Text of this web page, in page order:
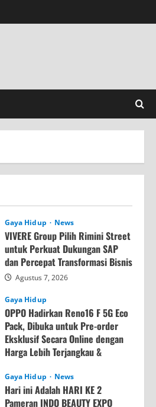
Gaya Hidup News
VIVERE Group Pilih Rimini Street
untuk Perkuat Dukungan SAP
dan Percepat Transformasi Bisnis
Agustus 7, 2026
Gaya Hidup
OPPO Hadirkan Reno16 F 5G Eco
Pack, Dibuka untuk Pre-order
Eksklusif Secara Online dengan
Harga Lebih Terjangkau &
Agustus 7, 2026
Gaya Hidup News
Hari ini Adalah HARI KE 2
Pameran INDO BEAUTY EXPO